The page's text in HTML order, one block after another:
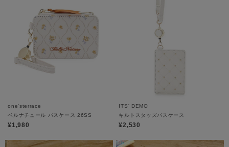
one'sterrace
ベルナチュール パスケース 26SS
¥1,980
ITS' DEMO
キルトスタッズパスケース
¥2,530